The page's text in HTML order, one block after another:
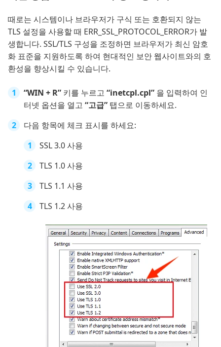
때로는 시스템이나 브라우저가 구식 또는 호환되지 않는
TLS 설정을 사용할 때 ERR_SSL_PROTOCOL_ERROR가 발
생합니다. SSL/TLS 구성을 조정하면 브라우저가 최신 암호
화 표준을 지원하도록 하여 현대적인 보안 웹사이트와의 호
환성을 향상시킬 수 있습니다.
“WIN + R” 키를 누르고 “inetcpl.cpl” 을 입력하여 인
터넷 옵션을 열고 “고급” 탭으로 이동하세요.
다음 항목에 체크 표시를 하세요:
SSL 3.0 사용
TLS 1.0 사용
TLS 1.1 사용
TLS 1.2 사용